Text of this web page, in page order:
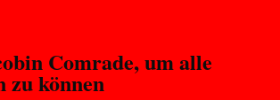
Comrade, um alle
zu können